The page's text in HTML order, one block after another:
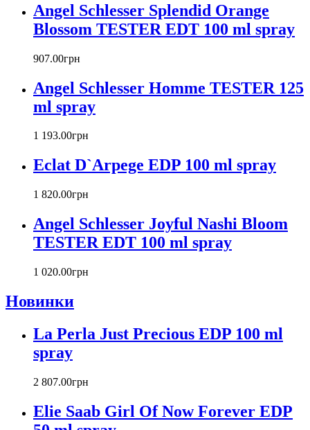
Boucheron
Bourjois
Britney Spears
Bruno Banani
Bvlgari
Byblos
Byredo
Cacharel
Canali
Carla Fracci
Carlos Moya
Caron
Cartier
Chanel
Charriol
Chloe
Christian Audigier
Christian Dior
Christian Lacroix
Cindy Crawford
Clinique
Clive Christian
Angel Schlesser Splendid Orange
Blossom TESTER EDT 100 ml spray
907.00грн
Angel Schlesser Homme TESTER 125
ml spray
1 193.00грн
Eclat D`Arpege EDP 100 ml spray
1 820.00грн
Angel Schlesser Joyful Nashi Bloom
TESTER EDT 100 ml spray
1 020.00грн
Новинки
La Perla Just Precious EDP 100 ml
spray
2 807.00грн
Elie Saab Girl Of Now Forever EDP